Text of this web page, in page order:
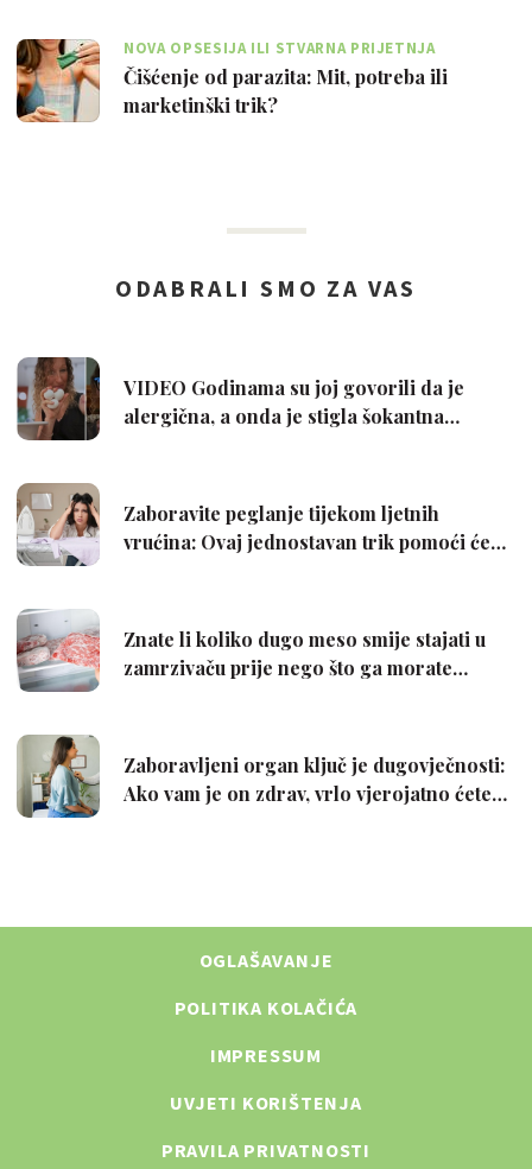
NOVA OPSESIJA ILI STVARNA PRIJETNJA
Čišćenje od parazita: Mit, potreba ili
marketinški trik?
OGLAŠAVANJE
POLITIKA KOLAČIĆA
IMPRESSUM
UVJETI KORIŠTENJA
PRAVILA PRIVATNOSTI